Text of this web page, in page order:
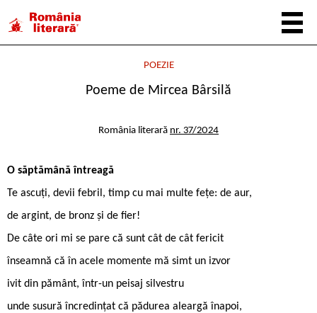
POEZIE
Poeme de Mircea Bârsilă
România literară nr. 37/2024
O săptămână întreagă
Te ascuți, devii febril, timp cu mai multe fețe: de aur,
de argint, de bronz și de fier!
De câte ori mi se pare că sunt cât de cât fericit
înseamnă că în acele momente mă simt un izvor
ivit din pământ, într-un peisaj silvestru
unde susură încredințat că pădurea aleargă înapoi,